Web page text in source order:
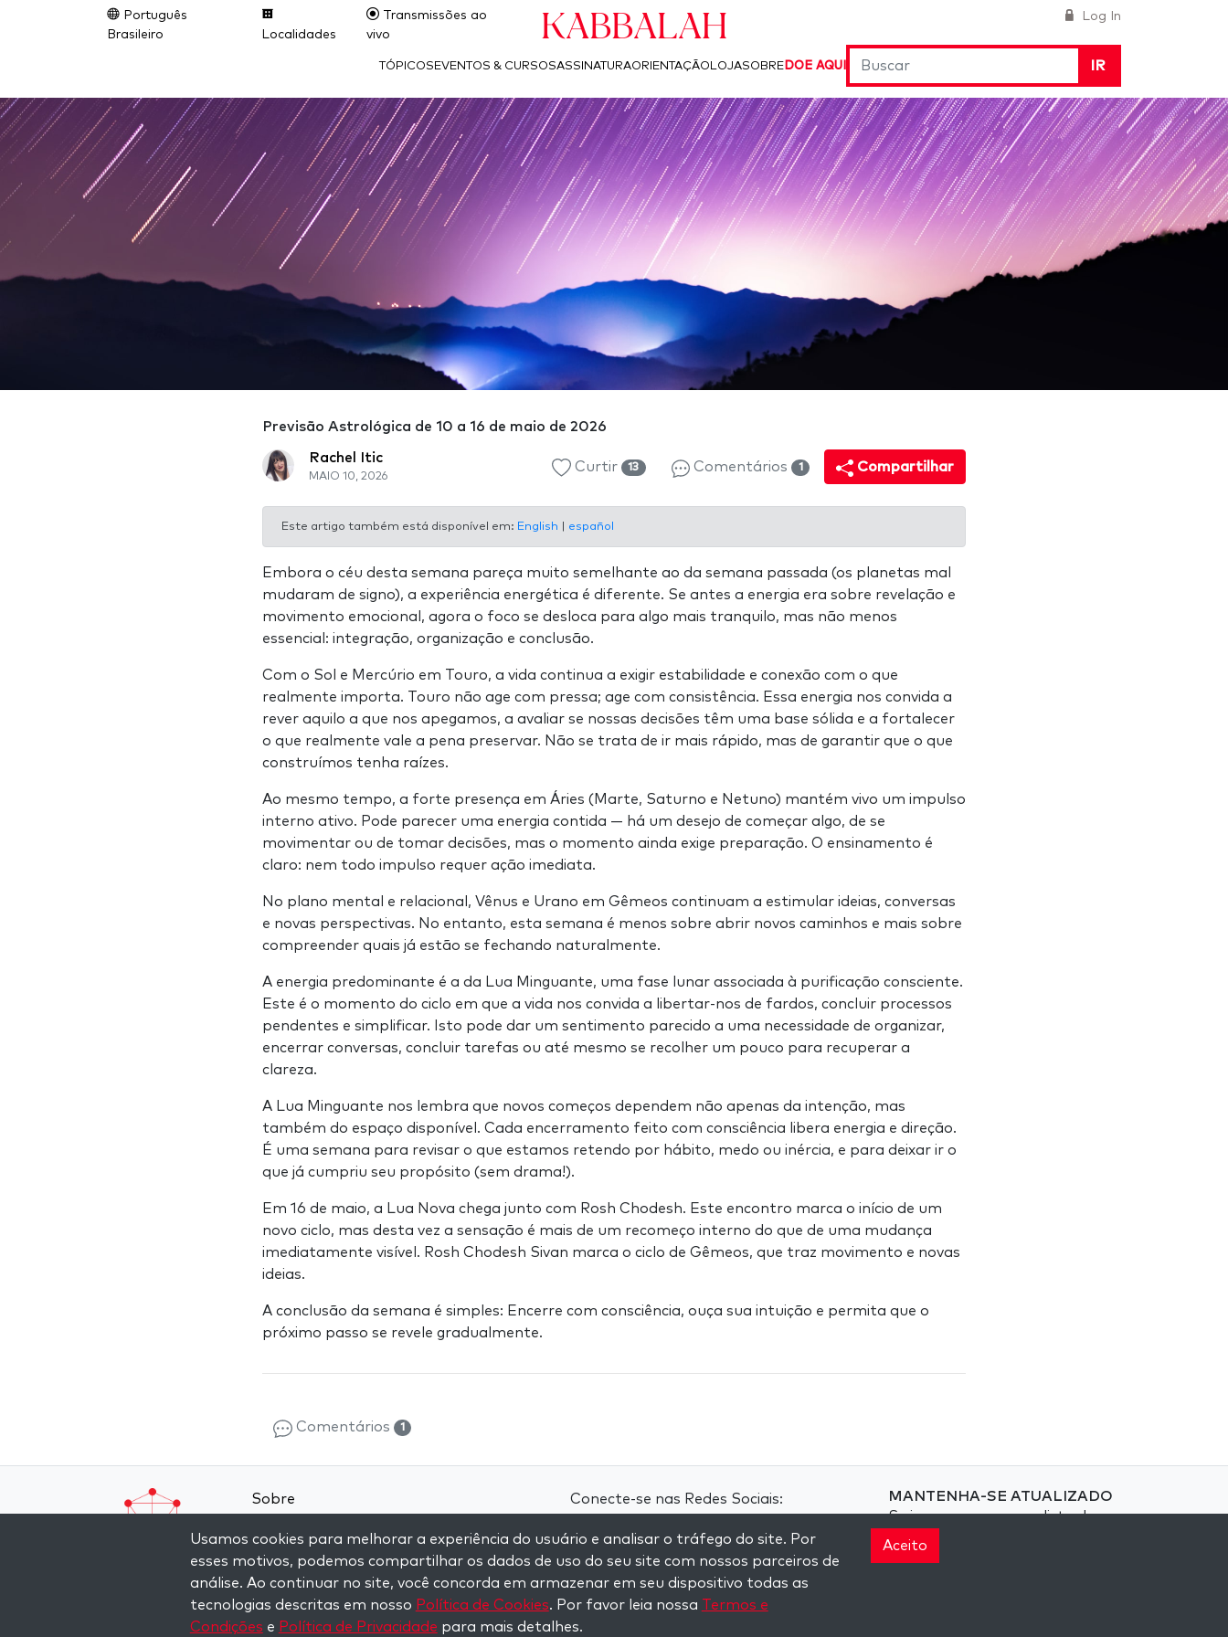
Log In
Português
Brasileiro
Localidades
Transmissões ao
vivo
Kabbalah
IR
TÓPICOS EVENTOS & CURSOSASSINATURAORIENTAÇÃO LOJASOBRE DOE AQUI
Previsão Astrológica de 10 a 16 de maio de 2026
Rachel Itic
MAIO 10, 2026
Curtir 13 Comentários 1 Compartilhar
Este artigo também está disponível em: English español
Embora o céu desta semana pareça muito semelhante ao da semana passada (os planetas mal
mudaram de signo), a experiência energética é diferente. Se antes a energia era sobre revelação e
movimento emocional, agora o foco se desloca para algo mais tranquilo, mas não menos
essencial: integração, organização e conclusão.
Com o Sol e Mercúrio em Touro, a vida continua a exigir estabilidade e conexão com o que
realmente importa. Touro não age com pressa; age com consistência. Essa energia nos convida a
rever aquilo a que nos apegamos, a avaliar se nossas decisões têm uma base sólida e a fortalecer
o que realmente vale a pena preservar. Não se trata de ir mais rápido, mas de garantir que o que
construímos tenha raízes.
Ao mesmo tempo, a forte presença em Áries (Marte, Saturno e Netuno) mantém vivo um impulso
interno ativo. Pode parecer uma energia contida — há um desejo de começar algo, de se
movimentar ou de tomar decisões, mas o momento ainda exige preparação. O ensinamento é
claro: nem todo impulso requer ação imediata.
No plano mental e relacional, Vênus e Urano em Gêmeos continuam a estimular ideias, conversas
e novas perspectivas. No entanto, esta semana é menos sobre abrir novos caminhos e mais sobre
compreender quais já estão se fechando naturalmente.
A energia predominante é a da Lua Minguante, uma fase lunar associada à purificação consciente.
Este é o momento do ciclo em que a vida nos convida a libertar-nos de fardos, concluir processos
pendentes e simplificar. Isto pode dar um sentimento parecido a uma necessidade de organizar,
encerrar conversas, concluir tarefas ou até mesmo se recolher um pouco para recuperar a
clareza.
A Lua Minguante nos lembra que novos começos dependem não apenas da intenção, mas
também do espaço disponível. Cada encerramento feito com consciência libera energia e direção.
É uma semana para revisar o que estamos retendo por hábito, medo ou inércia, e para deixar ir o
que já cumpriu seu propósito (sem drama!).
Em 16 de maio, a Lua Nova chega junto com Rosh Chodesh. Este encontro marca o início de um
novo ciclo, mas desta vez a sensação é mais de um recomeço interno do que de uma mudança
imediatamente visível. Rosh Chodesh Sivan marca o ciclo de Gêmeos, que traz movimento e novas
ideias.
A conclusão da semana é simples: Encerre com consciência, ouça sua intuição e permita que o
próximo passo se revele gradualmente.
Comentários 1
Sobre
Termos e Condições
Política de Privacidade
Conecte-se nas Redes Sociais:
Visit kabbalah master classes
MANTENHA-SE ATUALIZADO
Se inscreva em nossa lista de
email e receba inspiração
semanal entregue em seu email.
Copyright © 2026 The Kabbalah Centre. All rights reserved.
Usamos cookies para melhorar a experiência do usuário e analisar o tráfego do site. Por
esses motivos, podemos compartilhar os dados de uso do seu site com nossos parceiros de
análise. Ao continuar no site, você concorda em armazenar em seu dispositivo todas as
tecnologias descritas em nosso Política de Cookies. Por favor leia nossa Termos e
Condições e Política de Privacidade para mais detalhes.
Aceito